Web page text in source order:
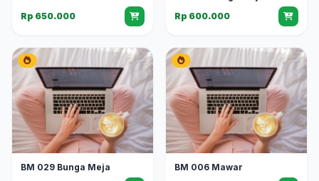
Rp 650.000
Rp 600.000
BM 029 Bunga Meja
BM 006 Mawar